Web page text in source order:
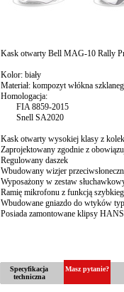
Kask otwarty Bell MAG-10 Rally
Kolor: biały
Materiał: kompozyt włókna
Homologacja:
FIA 8859-2015
Snell SA2020
Kask otwarty wysokiej klasy z
Zaprojektowany zgodnie z
Regulowany daszek
Wbudowany wizjer
Wyposażony w zestaw
Ramię mikrofonu z funkcją
Wbudowane gniazdo do wtyków
Posiada zamontowane klipsy HANS
Specyfikacja
techniczna
Masz pytanie?